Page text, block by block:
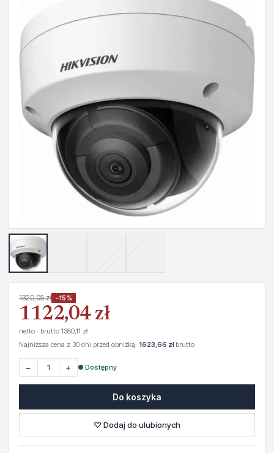
1320,05 zł −15%
1122,04 zł
netto · brutto 1380,11 zł
Najniższa cena z 30 dni przed obniżką: 1623,66 złbrutto
− + ● Dostępny
Do koszyka
♡ Dodaj do ulubionych